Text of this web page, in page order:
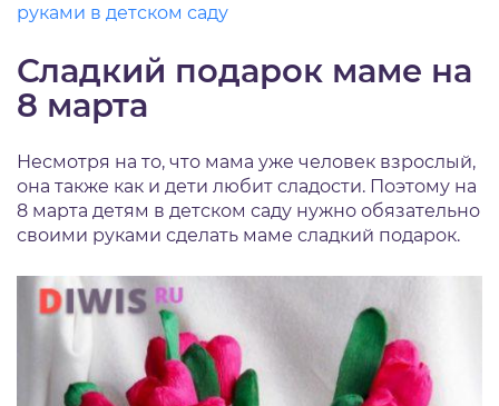
руками в детском саду
Сладкий подарок маме на
8 марта
Несмотря на то, что мама уже человек взрослый,
она также как и дети любит сладости. Поэтому на
8 марта детям в детском саду нужно обязательно
своими руками сделать маме сладкий подарок.